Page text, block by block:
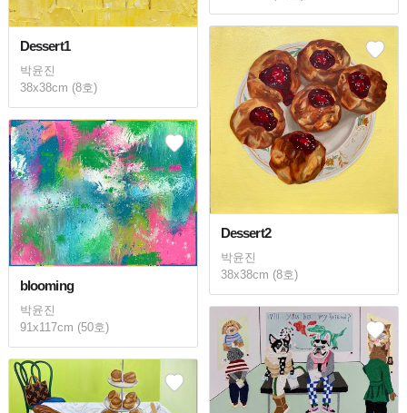
Dessert1
박윤진
38x38cm (8호)
Dessert2
박윤진
38x38cm (8호)
blooming
박윤진
91x117cm (50호)